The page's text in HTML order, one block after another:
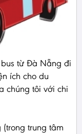
từ Đà Nẵng đi
ích cho du
chúng tôi với chi
trung tâm